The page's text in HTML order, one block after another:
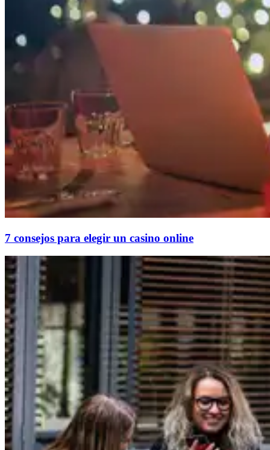
7 consejos para elegir un casino online